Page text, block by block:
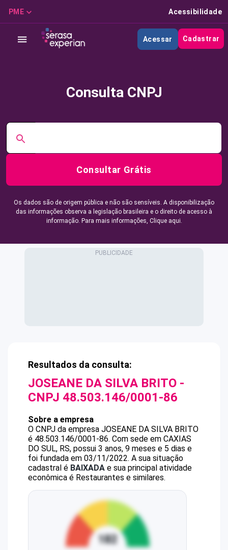
PME Acessibilidade
Acessar Cadastrar
Consulta CNPJ
Consultar Grátis
Os dados são de origem pública e não são sensíveis. A disponibilização
das informações observa a legislação brasileira e o direito de acesso à
informação. Para mais informações, Clique aqui.
Resultados da consulta:
JOSEANE DA SILVA BRITO -
CNPJ 48.503.146/0001-86
Sobre a empresa
O CNPJ da empresa JOSEANE DA SILVA BRITO
é 48.503.146/0001-86. Com sede em CAXIAS
DO SUL, RS, possui 3 anos, 9 meses e 5 dias e
foi fundada em 03/11/2022. A sua situação
cadastral é BAIXADA e sua principal atividade
econômica é Restaurantes e similares.